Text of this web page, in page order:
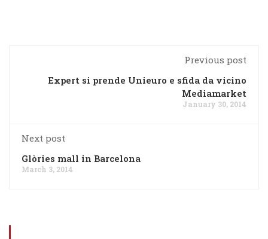
Previous post
Expert si prende Unieuro e sfida da vicino
Mediamarket
January 30, 2014
Next post
Glòries mall in Barcelona
March 3, 2014